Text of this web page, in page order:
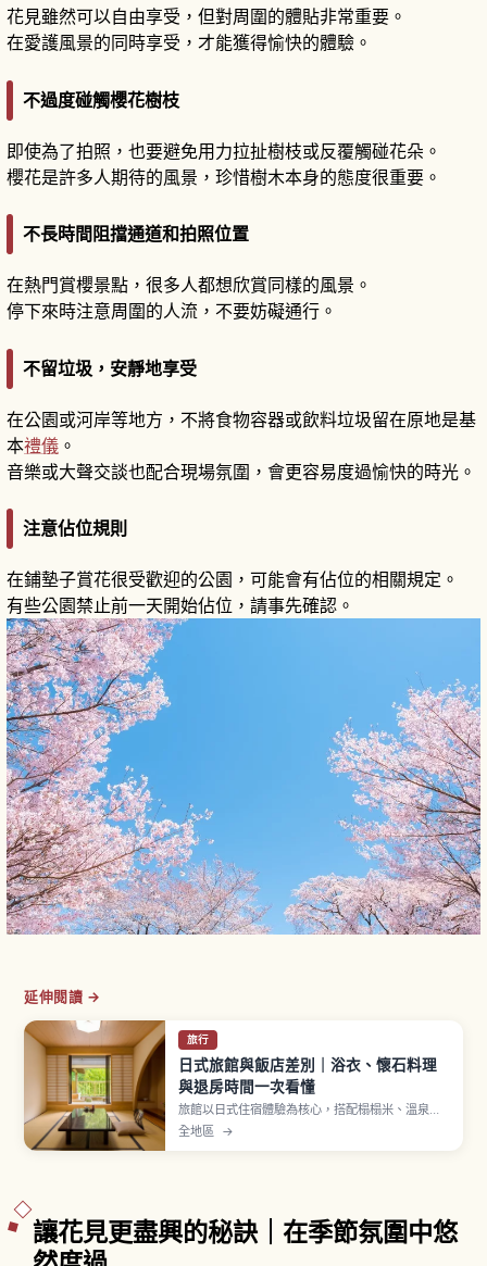
花見雖然可以自由享受，但對周圍的體貼非常重要。
在愛護風景的同時享受，才能獲得愉快的體驗。
不過度碰觸櫻花樹枝
即使為了拍照，也要避免用力拉扯樹枝或反覆觸碰花朵。
櫻花是許多人期待的風景，珍惜樹木本身的態度很重要。
不長時間阻擋通道和拍照位置
在熱門賞櫻景點，很多人都想欣賞同樣的風景。
停下來時注意周圍的人流，不要妨礙通行。
不留垃圾，安靜地享受
在公園或河岸等地方，不將食物容器或飲料垃圾留在原地是基
本禮儀 。
音樂或大聲交談也配合現場氛圍，會更容易度過愉快的時光。
注意佔位規則
在鋪墊子賞花很受歡迎的公園，可能會有佔位的相關規定。
有些公園禁止前一天開始佔位，請事先確認。
延伸閱讀 →
旅行
日式旅館與飯店差別｜浴衣、懷石料理
與退房時間一次看懂
旅館以日式住宿體驗為核心，搭配榻榻米、溫泉、
浴衣與懷石料理，多數提供一泊二食方案。飯店則
全地區 →
讓花見更盡興的秘訣｜在季節氛圍中悠